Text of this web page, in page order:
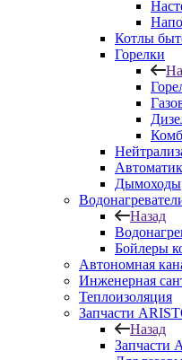
Котлы
Горелки
Дымоходы
Назад
Бойлеры
Автономная
Инженерная
Теплоизоляция
Запчасти
Назад
Запчасти